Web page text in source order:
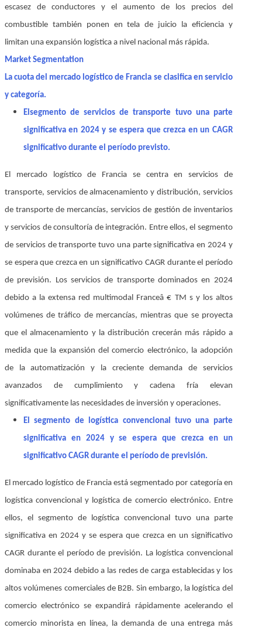
escasez de conductores y el aumento de los precios del
combustible también ponen en tela de juicio la eficiencia y
limitan una expansión logística a nivel nacional más rápida.
Market Segmentation
La cuota del mercado logístico de Francia se clasifica en servicio
y categoría.
El segmento de servicios de transporte tuvo una parte
significativa en 2024 y se espera que crezca en un CAGR
significativo durante el período previsto.
El mercado logístico de Francia se centra en servicios de
transporte, servicios de almacenamiento y distribución, servicios
de transporte de mercancías, servicios de gestión de inventarios
y servicios de consultoría de integración. Entre ellos, el segmento
de servicios de transporte tuvo una parte significativa en 2024 y
se espera que crezca en un significativo CAGR durante el período
de previsión. Los servicios de transporte dominados en 2024
debido a la extensa red multimodal Franceâ € TM s y los altos
volúmenes de tráfico de mercancías, mientras que se proyecta
que el almacenamiento y la distribución crecerán más rápido a
medida que la expansión del comercio electrónico, la adopción
de la automatización y la creciente demanda de servicios
avanzados de cumplimiento y cadena fría elevan
significativamente las necesidades de inversión y operaciones.
El segmento de logística convencional tuvo una parte
significativa en 2024 y se espera que crezca en un
significativo CAGR durante el período de previsión.
El mercado logístico de Francia está segmentado por categoría en
logística convencional y logística de comercio electrónico. Entre
ellos, el segmento de logística convencional tuvo una parte
significativa en 2024 y se espera que crezca en un significativo
CAGR durante el período de previsión. La logística convencional
dominaba en 2024 debido a las redes de carga establecidas y los
altos volúmenes comerciales de B2B. Sin embargo, la logística del
comercio electrónico se expandirá rápidamente acelerando el
comercio minorista en línea, la demanda de una entrega más